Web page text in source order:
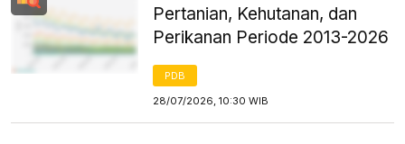
Pertanian, Kehutanan, dan
Perikanan Periode 2013-2026
PDB
28/07/2026, 10:30 WIB